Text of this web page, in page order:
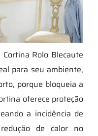
Rolo Blecaute
para seu ambiente,
porque bloqueia a
oferece proteção
a incidência de
de calor no